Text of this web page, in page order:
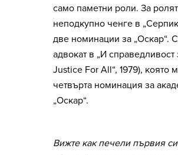
само паметни роли. За
неподкупно ченге в
две номинации за „Оскар“.
адвокат в „И справедливост
Justice For All“, 1979), която
четвърта номинация за
„Оскар“.
Вижте как печели първия